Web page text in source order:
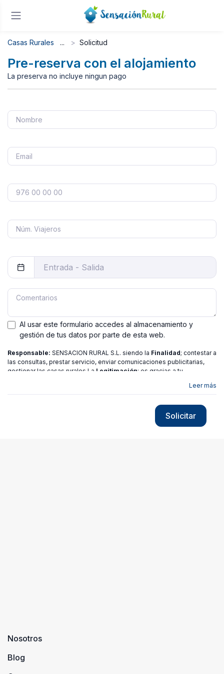
Casas Rurales Solicitud
Pre-reserva con el alojamiento
La preserva no incluye ningun pago
Al usar este formulario accedes al almacenamiento y
gestión de tus datos por parte de esta web.
Responsable: SENSACION RURAL S.L. siendo la Finalidad; contestar a
las consultas, prestar servicio, enviar comunicaciones publicitarias,
gestionar las casas rurales La Legitimación; es gracias a tu
de Acceso,
política de privacidad
Leer más
Solicitar
Nosotros
Blog